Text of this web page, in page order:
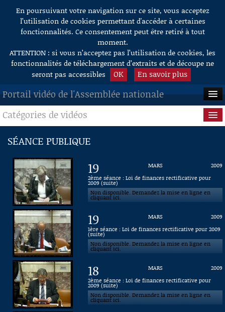
Aller au contenu
En poursuivant votre navigation sur ce site, vous acceptez
l’utilisation de cookies permettant d'accéder à certaines
fonctionnalités. Ce consentement peut être retiré à tout
moment.
ATTENTION : si vous n’acceptez pas l’utilisation de cookies, les
fonctionnalités de téléchargement d’extraits et de découpe ne
seront pas accessibles
OK En savoir plus
Portail vidéo de l'Assemblée nationale
ACCUEIL
EN DIRECT
À LA DEMANDE
RECHERCHE
AIDE À LA DÉCOUPE
DE VIDÉOS
Catégories de vidéos
Séance publique
Questions au Gouvernement
Commissions
Présidence
Évènements
Connaissance, Histoire
SÉANCE PUBLIQUE
19 MARS
2009
2ème séance : Loi de finances rectificative pour
2009 (suite)
Non disponible. Demandez la mise en ligne en
cliquant ici.
19 MARS
2009
1ère séance : Loi de finances rectificative pour 2009
(suite)
Non disponible. Demandez la mise en ligne en
cliquant ici.
18 MARS
2009
2ème séance : Loi de finances rectificative pour
2009 (suite)
Non disponible. Demandez la mise en ligne en
cliquant ici.